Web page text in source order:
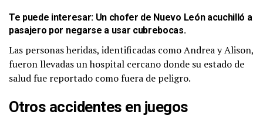
Te puede interesar: Un chofer de Nuevo León acuchilló a
pasajero por negarse a usar cubrebocas.
Las personas heridas, identificadas como Andrea y Alison,
fueron llevadas un hospital cercano donde su estado de
salud fue reportado como fuera de peligro.
Otros accidentes en juegos